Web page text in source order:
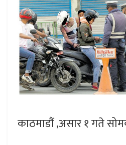
काठमाडौं ,असार १ गते